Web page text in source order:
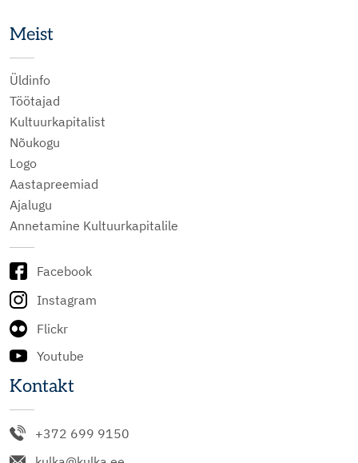
Meist
Üldinfo
Töötajad
Kultuurkapitalist
Nõukogu
Logo
Aastapreemiad
Ajalugu
Annetamine Kultuurkapitalile
Facebook
Instagram
Flickr
Youtube
Kontakt
+372 699 9150